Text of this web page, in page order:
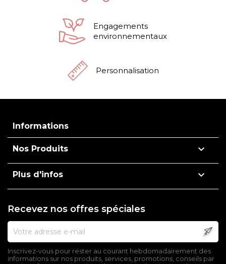
Engagements
environnementaux
Personnalisation
Informations
Nos Produits 
Plus d'infos 
Recevez nos offres spéciales
Inscrivez-vous pour rester au courant hebdomadairement des
informations sur nos produits, services, promotions, conseils par